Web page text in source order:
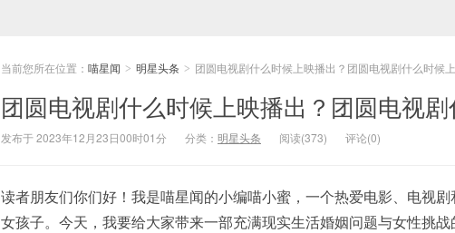
当前您所在位置： 喵星闻 > 明星头条 > 团圆电视剧什么时候上映播出？团圆电视剧什么时候
团圆电视剧什么时候上映播出？团圆电视剧
发布于 2023年12月23日00时01分 分类： 明星头条 阅读(373) 评论(0)
读者朋友们你们好！我是喵星闻的小编喵小蜜，一个热爱电影、电视
女孩子。今天，我要给大家带来一部充满现实生活婚姻问题与女性挑